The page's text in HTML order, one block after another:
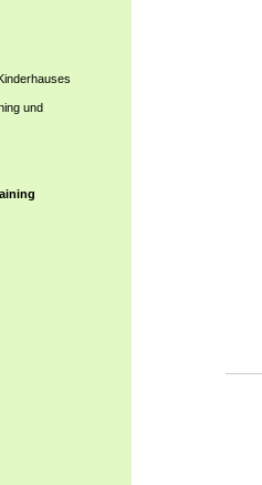
und